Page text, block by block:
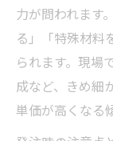
力が問われます
る」「特殊材料
られます。現場
成など、きめ細
単価が高くなる